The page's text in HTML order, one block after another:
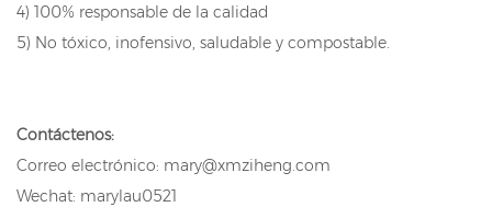
4) 100% responsable de la calidad
5) No tóxico, inofensivo, saludable y compostable.
Contáctenos:
Correo electrónico: mary@xmziheng.com
Wechat: marylau0521